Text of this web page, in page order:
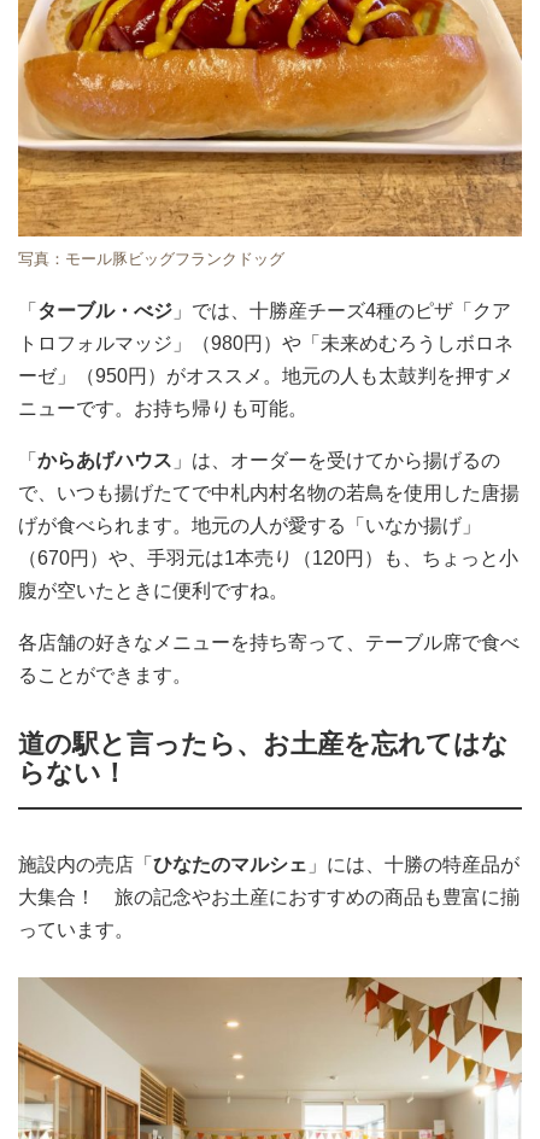
写真：モール豚ビッグフランクドッグ
「 ターブル・べジ 」では、十勝産チーズ4種のピザ「クア
トロフォルマッジ」（980円）や「未来めむろうしボロネ
ーゼ」（950円）がオススメ。地元の人も太鼓判を押すメ
ニューです。お持ち帰りも可能。
「 からあげハウス 」は、オーダーを受けてから揚げるの
で、いつも揚げたてで中札内村名物の若鳥を使用した唐揚
げが食べられます。地元の人が愛する「いなか揚げ」
（670円）や、手羽元は1本売り（120円）も、ちょっと小
腹が空いたときに便利ですね。
各店舗の好きなメニューを持ち寄って、テーブル席で食べ
ることができます。
道の駅と言ったら、お土産を忘れてはな
らない！
施設内の売店「 ひなたのマルシェ 」には、十勝の特産品が
大集合！ 旅の記念やお土産におすすめの商品も豊富に揃
っています。